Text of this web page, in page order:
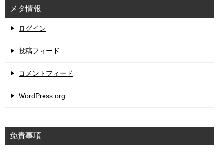
メタ情報
ログイン
投稿フィード
コメントフィード
WordPress.org
免責事項